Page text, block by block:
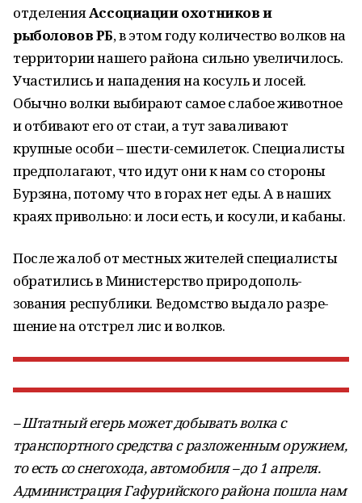
отделенияАссоциации охотников и
рыболовов РБ, в этом году количество волков на
террито­рии нашего района сильно увеличилось.
Участи­лись и нападения на косуль и лосей.
Обычно волки выбирают самое слабое животное
и отбивают его от стаи, а тут заваливают
крупные особи – шести-семилеток. Специалисты
предполагают, что идут они к нам со стороны
Бурзяна, потому что в горах нет еды. А в наших
краях привольно: и лоси есть, и косули, и кабаны.
После жалоб от местных жителей специали­сты
обратились в Министерство природополь­
зования республики. Ведомство выдало разре­
шение на отстрел лис и волков.
– Штатный егерь может добывать волка с
транспортного средства с разложенным ору­жием,
то есть со снегохода, автомобиля – до 1 апреля.
Администрация Гафурийского района пошла нам